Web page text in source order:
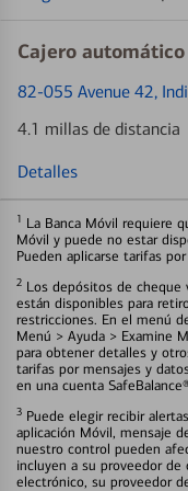
Cajero
82-055 Avenue 42,
4.1 millas de distancia
Detalles
1 La Banca Móvil requiere
Móvil y puede no estar
Pueden aplicarse tarifas
2 Los depósitos de cheque
están disponibles para
restricciones. En el menú
Menú > Ayuda > Examine
para obtener detalles y
tarifas por mensajes y
en una cuenta
3 Puede elegir recibir
aplicación Móvil, mensaje
nuestro control pueden
incluyen a su proveedor
electrónico, su proveedor